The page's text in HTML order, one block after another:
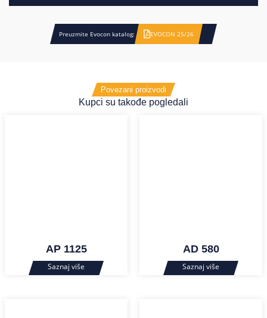
Preuzmite Evocon katalog: EVOCON 25/26
Povezani proizvodi
Kupci su takođe pogledali
AP 1125 AD 580